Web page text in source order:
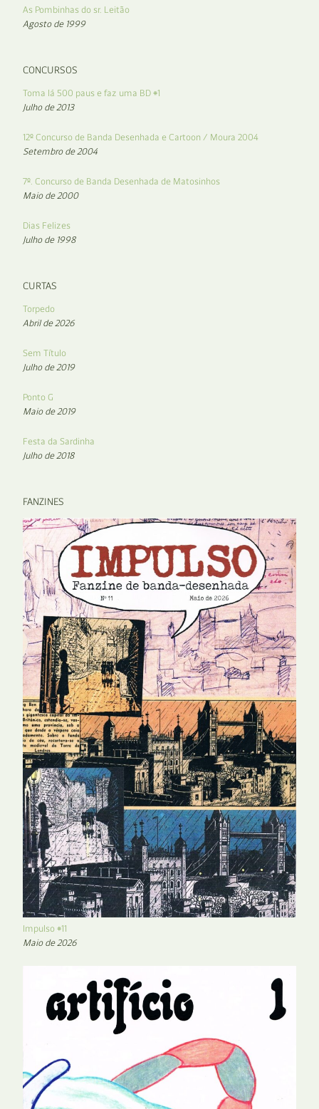
As Pombinhas do sr. Leitão
Agosto de 1999
CONCURSOS
Toma lá 500 paus e faz uma BD #1
Julho de 2013
12º Concurso de Banda Desenhada e Cartoon / Moura 2004
Setembro de 2004
7º. Concurso de Banda Desenhada de Matosinhos
Maio de 2000
Dias Felizes
Julho de 1998
CURTAS
Torpedo
Abril de 2026
Sem Título
Julho de 2019
Ponto G
Maio de 2019
Festa da Sardinha
Julho de 2018
FANZINES
Impulso #11
Maio de 2026